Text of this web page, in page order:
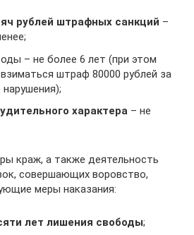
рублей штрафных санкций –
– не более 6 лет (при этом
штраф 80000 рублей за
характера – не
краж, а также деятельность
совершающих воровство,
меры наказания:
лет лишения свободы;